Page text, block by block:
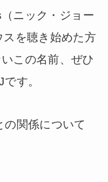
ニック・ジョー
を聴き始めた方
この名前、ぜひ
す。
関係について